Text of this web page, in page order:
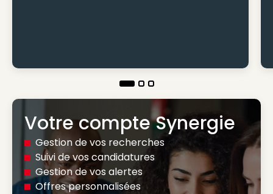
Votre compte Synergie
Gestion de vos recherches
Suivi de vos candidatures
Gestion de vos alertes
Offres personnalisées